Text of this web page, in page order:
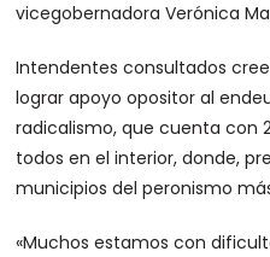
vicegobernadora Verónica
Intendentes consultados
lograr apoyo opositor al
radicalismo, que cuenta con
todos en el interior, donde,
municipios del peronismo
«Muchos estamos con